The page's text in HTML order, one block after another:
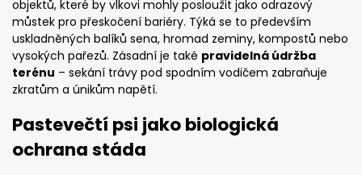
objektů, které by vlkovi mohly posloužit jako odrazový
můstek pro přeskočení bariéry. Týká se to především
uskladněných balíků sena, hromad zeminy, kompostů nebo
vysokých pařezů. Zásadní je také pravidelná údržba
terénu – sekání trávy pod spodním vodičem zabraňuje
zkratům a únikům napětí.
Pastevečtí psi jako biologická
ochrana stáda